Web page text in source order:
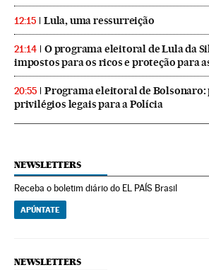
12:15 Lula, uma ressurreição
21:14
O programa eleitoral de Lula da
impostos para os ricos e proteção para
20:55
Programa eleitoral de Bolsonaro:
privilégios legais para a Polícia
NEWSLETTERS
Receba o boletim diário do EL PAÍS Brasil
APÚNTATE
NEWSLETTERS